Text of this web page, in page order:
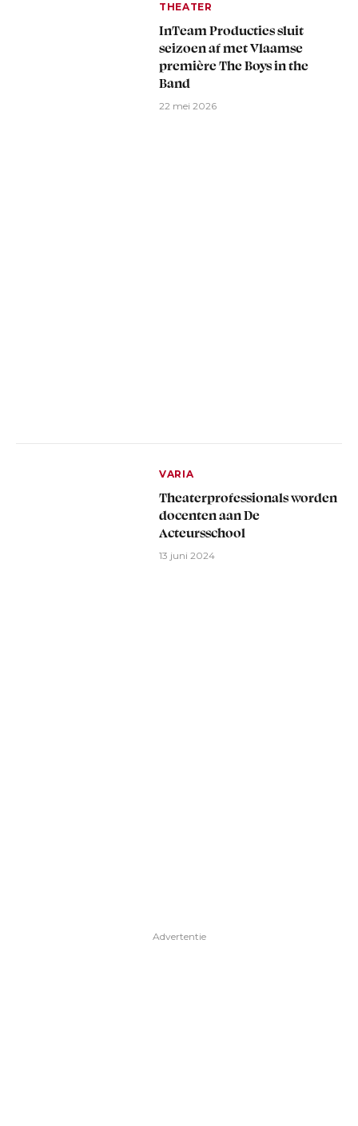
THEATER
InTeam Producties sluit
seizoen af met Vlaamse
première The Boys in the
Band
22 mei 2026
VARIA
Theaterprofessionals worden
docenten aan De
Acteursschool
13 juni 2024
Advertentie